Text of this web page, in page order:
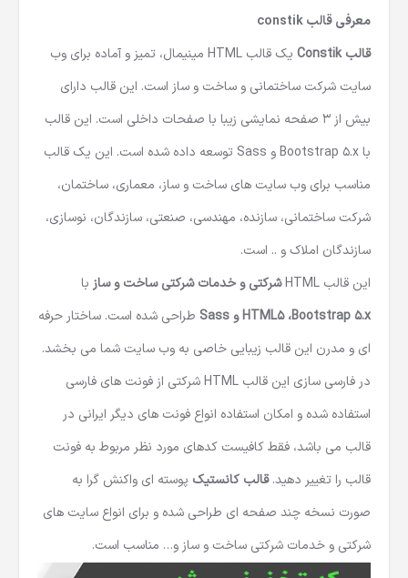
معرفی قالب constik
قالب Constik
یک قالب HTML مینیمال، تمیز و آماده برای وب
سایت شرکت ساختمانی و ساخت و ساز است. این قالب دارای
بیش از 3 صفحه نمایشی زیبا با صفحات داخلی است. این قالب
با Bootstrap 5.x و Sass توسعه داده شده است. این یک قالب
مناسب برای وب سایت های ساخت و ساز، معماری، ساختمان،
شرکت ساختمانی، سازنده، مهندسی، صنعتی، سازندگان، نوسازی،
سازندگان املاک و .. است.
این قالب HTML شرکتی و خدمات شرکتی ساخت و ساز با
HTML5 ،Bootstrap 5.x و Sass
طراحی شده است. ساختار حرفه
ای و مدرن این قالب زیبایی خاصی به وب سایت شما می بخشد.
در فارسی سازی این قالب HTML شرکتی
از فونت های فارسی
استفاده شده و امکان استفاده انواع فونت های دیگر ایرانی در
قالب می باشد، فقط کافیست کدهای مورد نظر مربوط به فونت
قالب را تغییر دهید.قالب کانستیک پوسته ای واکنش گرا به
صورت نسخه چند صفحه ای طراحی شده و برای انواع سایت های
شرکتی و خدمات شرکتی ساخت و ساز و… مناسب است.